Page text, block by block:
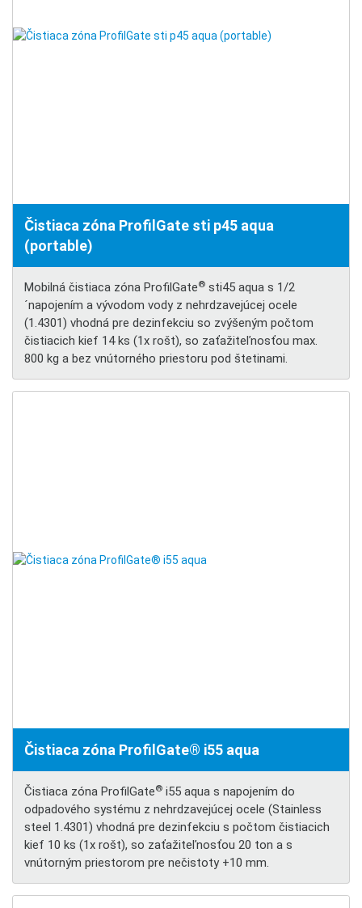
Čistiaca zóna ProfilGate sti p45 aqua
(portable)
Mobilná čistiaca zóna ProfilGate® sti45 aqua s 1/2
´napojením a vývodom vody z nehrdzavejúcej ocele
(1.4301) vhodná pre dezinfekciu so zvýšeným počtom
čistiacich kief 14 ks (1x rošt), so zaťažiteľnosťou max.
800 kg a bez vnútorného priestoru pod štetinami.
Čistiaca zóna ProfilGate® i55 aqua
Čistiaca zóna ProfilGate® i55 aqua s napojením do
odpadového systému z nehrdzavejúcej ocele (Stainless
steel 1.4301) vhodná pre dezinfekciu s počtom čistiacich
kief 10 ks (1x rošt), so zaťažiteľnosťou 20 ton a s
vnútorným priestorom pre nečistoty +10 mm.